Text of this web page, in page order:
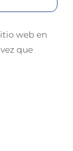
web en
que